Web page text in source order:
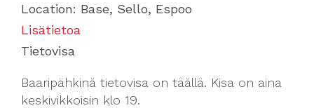
Location: Base, Sello, Espoo
Lisätietoa
Tietovisa
Baaripähkinä tietovisa on täällä. Kisa on aina
keskivikkoisin klo 19.